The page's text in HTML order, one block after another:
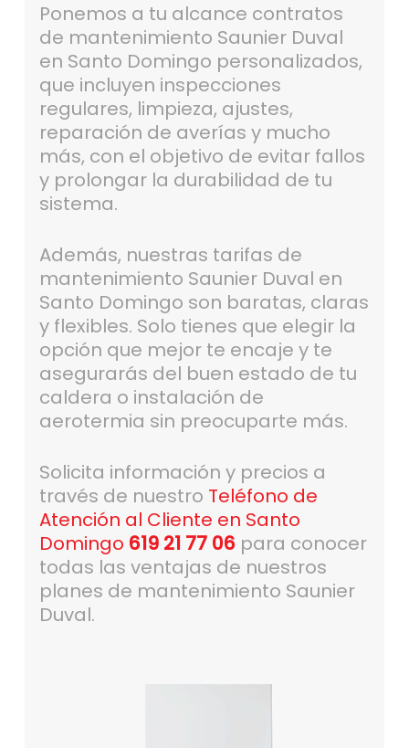
Ponemos a tu alcance contratos
de mantenimiento Saunier Duval
en Santo Domingo personalizados,
que incluyen inspecciones
regulares, limpieza, ajustes,
reparación de averías y mucho
más, con el objetivo de evitar fallos
y prolongar la durabilidad de tu
sistema.
Además, nuestras tarifas de
mantenimiento Saunier Duval en
Santo Domingo son baratas, claras
y flexibles. Solo tienes que elegir la
opción que mejor te encaje y te
asegurarás del buen estado de tu
caldera o instalación de
aerotermia sin preocuparte más.
Solicita información y precios a
través de nuestro Teléfono de
Atención al Cliente en Santo
Domingo 619 21 77 06 para conocer
todas las ventajas de nuestros
planes de mantenimiento Saunier
Duval.